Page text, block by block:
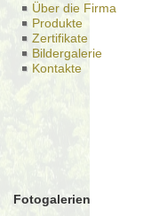
Über die Firma
Produkte
Zertifikate
Bildergalerie
Kontakte
Fotogalerien